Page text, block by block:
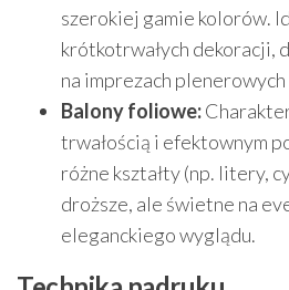
szerokiej gamie kolorów.
krótkotrwałych dekoracji,
na imprezach
Balony foliowe:
trwałością i efektownym
różne kształty (np. litery,
droższe, ale świetne na
eleganckiego wyglądu.